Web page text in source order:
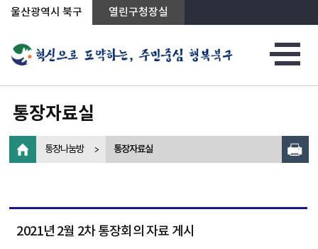
상단메뉴로 바로가기
전체메뉴로 바로가기
왼쪽메뉴로 바로가기
본문으로 바로가기
울산광역시 북구 열린구청장실
통장자료실
통장나눔방 통장자료실
2021년 2월 2차 통장회의 자료 게시